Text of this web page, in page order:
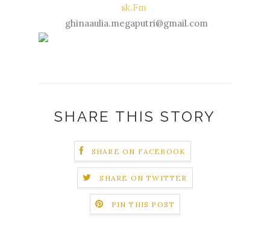
sk.Fm
ghinaaulia.megaputri@gmail.com
SHARE THIS STORY
SHARE ON FACEBOOK
SHARE ON TWITTER
PIN THIS POST